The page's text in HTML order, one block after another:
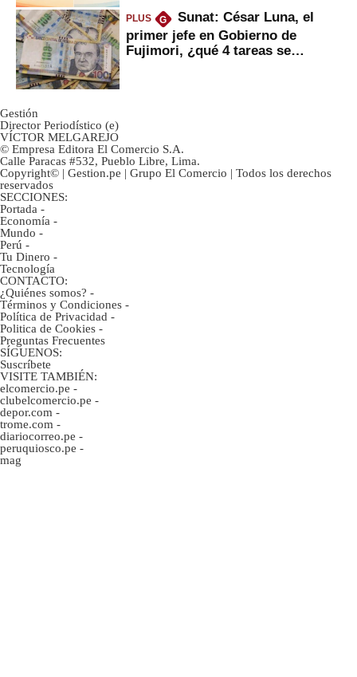
PLUS G
Sunat: César Luna, el
primer jefe en Gobierno de
Fujimori, ¿qué 4 tareas se
Gestión
Director Periodístico (e)
VÍCTOR MELGAREJO
© Empresa Editora El Comercio S.A.
Calle Paracas #532, Pueblo Libre, Lima.
Copyright© | Gestion.pe | Grupo El Comercio | Todos los derechos
reservados
SECCIONES:
Portada -
Economía -
Mundo -
Perú -
Tu Dinero -
Tecnología
CONTACTO:
¿Quiénes somos? -
Términos y Condiciones -
Política de Privacidad -
Politica de Cookies -
Preguntas Frecuentes
SÍGUENOS:
Suscríbete
VISITE TAMBIÉN:
elcomercio.pe -
clubelcomercio.pe -
depor.com -
trome.com -
diariocorreo.pe -
peruquiosco.pe -
mag